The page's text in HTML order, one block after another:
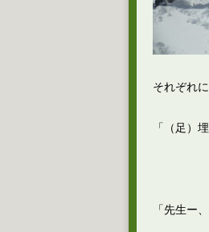
それぞれ
「（足）
「先生ー